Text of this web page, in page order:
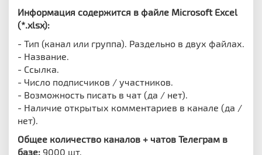
Информация содержится в файле Microsoft Excel
(*.xlsx):
- Тип (канал или группа). Раздельно в двух файлах.
- Название.
- Ссылка.
- Число подписчиков / участников.
- Возможность писать в чат (да / нет).
- Наличие открытых комментариев в канале (да /
нет).
Общее количество каналов + чатов Телеграм в
базе: 9000 шт.